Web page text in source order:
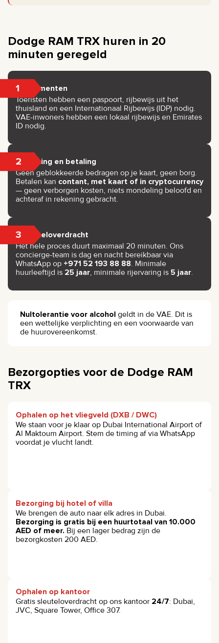
Dodge RAM TRX huren in 20
minuten geregeld
1 Documenten
Toeristen hebben een paspoort, rijbewijs uit het
thuisland en een Internationaal Rijbewijs (IDP) nodig.
VAE-inwoners hebben een lokaal rijbewijs en Emirates
ID nodig.
2 Boeking en betaling
Geen geblokkeerde bedragen op je kaart, geen borg.
Betalen kan contant, met kaart of in cryptocurrency
— geen verborgen kosten, niets mondeling beloofd en
achteraf in rekening gebracht.
3 Sleuteloverdracht
Het hele proces duurt maximaal 20 minuten. Ons
concierge-team is dag en nacht bereikbaar via
WhatsApp op +971 52 193 88 88. Minimale
huurleeftijd is 25 jaar, minimale rijervaring is 5 jaar.
Nultolerantie voor alcohol geldt in de VAE. Dit is
een wettelijke verplichting en een voorwaarde van
de huurovereenkomst.
Bezorgopties voor de Dodge RAM
TRX
Ophalen op het vliegveld (DXB / DWC)
We staan voor je klaar op Dubai International Airport of
Al Maktoum Airport. Stem de timing af via WhatsApp
voordat je vlucht landt.
Bezorging bij hotel of villa
We brengen de auto naar elk adres in Dubai.
Bezorging is gratis bij een huurtotaal van 10.000
AED of meer. Bij een lager bedrag zijn de
bezorgkosten 200 AED.
Ophalen op kantoor
Gratis sleuteloverdracht op ons kantoor 24/7: Dubai,
JVC, Square Tower, Office 307.